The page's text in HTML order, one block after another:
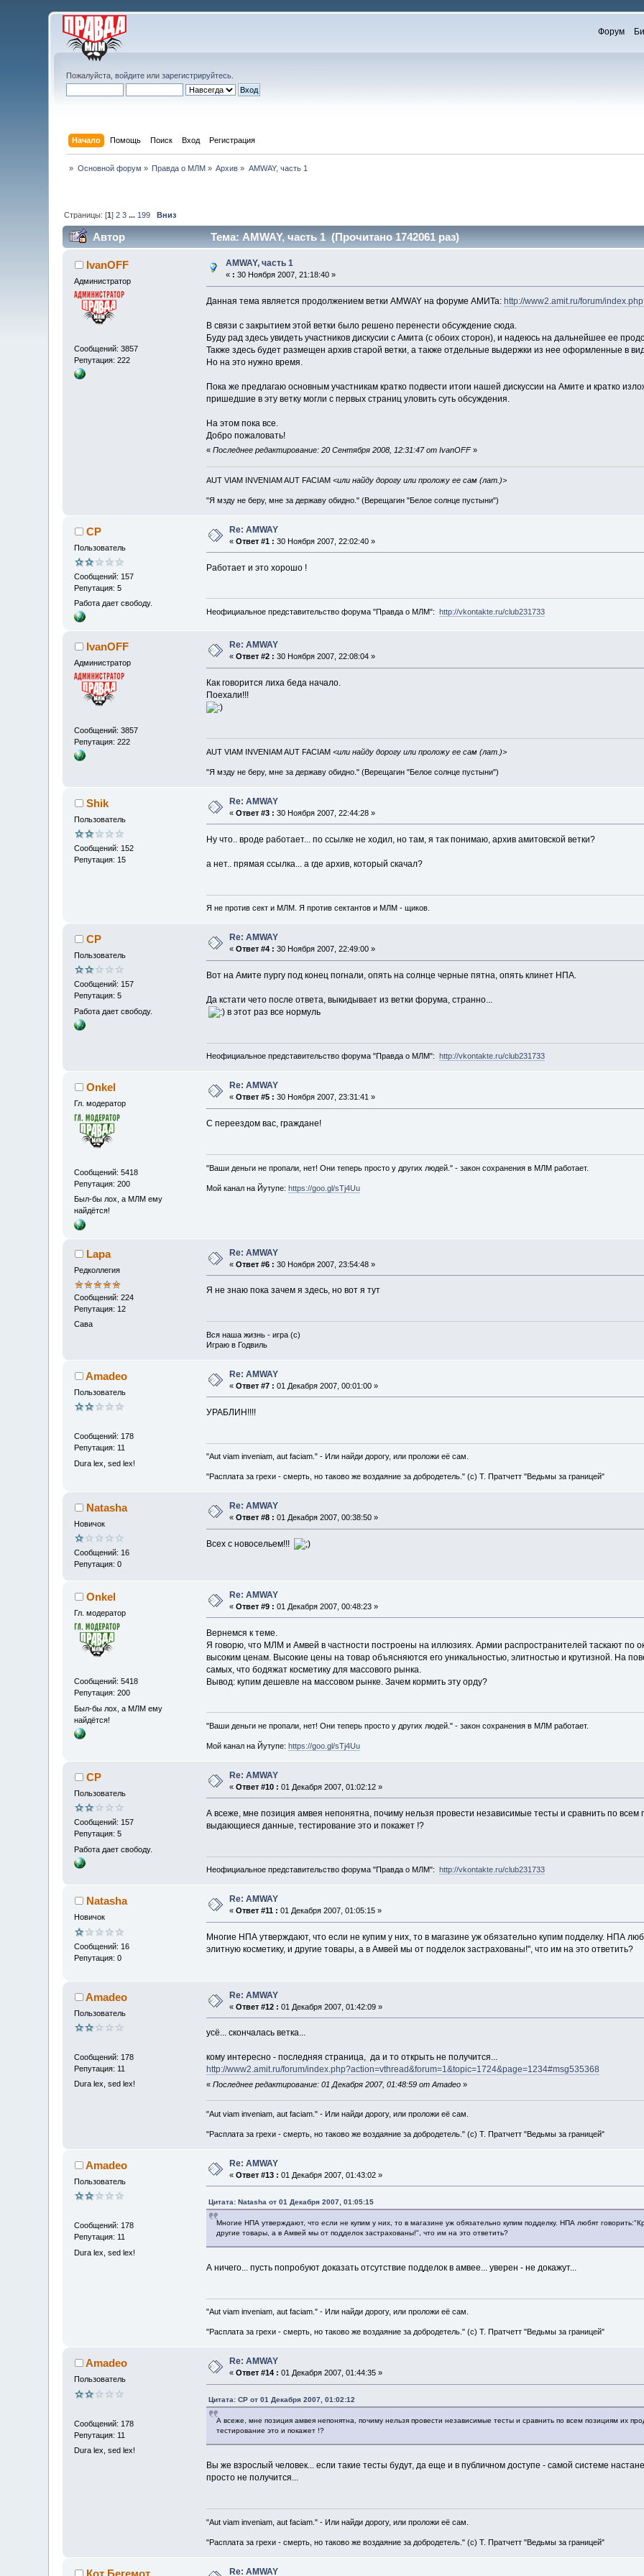
Форум
Пожалуйста,войдите илизарегистрируйтесь
Начало Помощь Поиск Вход Регистрация
» Основной форум » Правда о МЛМ » Архив » AMWAY, часть 1
Страницы: [1]2 3 ... 199 Вниз
Автор Тема: AMWAY, часть 1 (Прочитано 1742061 раз)
IvanOFF
Администратор
Сообщений: 3857
Репутация: 222
AMWAY, часть 1
« : 30 Ноября 2007, 21:18:40 »
Данная тема является продолжением ветки AMWAY на форуме АМИТа: http://www2.amit.ru/forum/
В связи с закрытием этой ветки было решено перенести обсуждение сюда.
Буду рад здесь увидеть участников дискусии с Амита (с обоих сторон), и надеюсь на дальнейшее ее
Также здесь будет размещен архив старой ветки, а также отдельные выдержки из нее оформленные в
Но на это нужно время.
Пока же предлагаю основным участникам кратко подвести итоги нашей дискуссии на Амите и кратко
пришедшие в эту ветку могли с первых страниц уловить суть обсуждения.
На этом пока все.
Добро пожаловать!
« Последнее редактирование: 20 Сентября 2008, 12:31:47 от IvanOFF»
AUT VIAM INVENIAM AUT FACIAM <или найду дорогу или проложу ее сам (лат.)>
"Я мзду не беру, мне за державу обидно." (Верещагин "Белое солнце пустыни")
CP
Пользователь
Сообщений: 157
Репутация: 5
Работа дает свободу.
Re: AMWAY
«Ответ #1 : 30 Ноября 2007, 22:02:40 »
Работает и это хорошо !
Неофициальное представительство форума "Правда о МЛМ": http://vkontakte.ru/club231733
IvanOFF
Администратор
Сообщений: 3857
Репутация: 222
Re: AMWAY
«Ответ #2 : 30 Ноября 2007, 22:08:04 »
Как говорится лиха беда начало.
Поехали!!!
AUT VIAM INVENIAM AUT FACIAM <или найду дорогу или проложу ее сам (лат.)>
"Я мзду не беру, мне за державу обидно." (Верещагин "Белое солнце пустыни")
Shik
Пользователь
Сообщений: 152
Репутация: 15
Re: AMWAY
«Ответ #3 : 30 Ноября 2007, 22:44:28 »
Ну что.. вроде работает... по ссылке не ходил, но там, я так понимаю, архив амитовской ветки?
а нет.. прямая ссылка... а где архив, который скачал?
Я не против сект и МЛМ. Я против сектантов и МЛМ - щиков.
CP
Пользователь
Сообщений: 157
Репутация: 5
Работа дает свободу.
Re: AMWAY
«Ответ #4 : 30 Ноября 2007, 22:49:00 »
Вот на Амите пургу под конец погнали, опять на солнце черные пятна, опять клинет НПА.
Да кстати чето после ответа, выкидывает из ветки форума, странно...
в этот раз все нормуль
Неофициальное представительство форума "Правда о МЛМ": http://vkontakte.ru/club231733
Onkel
Гл. модератор
Сообщений: 5418
Репутация: 200
Был-бы лох, а МЛМ ему
найдётся!
Re: AMWAY
«Ответ #5 : 30 Ноября 2007, 23:31:41 »
С переездом вас, граждане!
"Ваши деньги не пропали, нет! Они теперь просто у других людей." - закон сохранения в МЛМ работает.
Мой канал на Йутупе: https://goo.gl/sTj4Uu
Lapa
Редколлегия
Сообщений: 224
Репутация: 12
Сава
Re: AMWAY
«Ответ #6 : 30 Ноября 2007, 23:54:48 »
Я не знаю пока зачем я здесь, но вот я тут
Вся наша жизнь - игра (с)
Играю в Годвиль
Amadeo
Пользователь
Сообщений: 178
Репутация: 11
Dura lex, sed lex!
Re: AMWAY
«Ответ #7 : 01 Декабря 2007, 00:01:00 »
УРАБЛИН!!!!
"Aut viam inveniam, aut faciam." - Или найди дорогу, или проложи её сам.
"Расплата за грехи - смерть, но таково же воздаяние за добродетель." (с) Т. Пратчетт "Ведьмы за границей"
Natasha
Новичок
Сообщений: 16
Репутация: 0
Re: AMWAY
«Ответ #8 : 01 Декабря 2007, 00:38:50 »
Всех с новосельем!!!
Onkel
Гл. модератор
Сообщений: 5418
Репутация: 200
Был-бы лох, а МЛМ ему
найдётся!
Re: AMWAY
«Ответ #9 : 01 Декабря 2007, 00:48:23 »
Вернемся к теме.
Я говорю, что МЛМ и Амвей в частности построены на иллюзиях. Армии распространителей таскают по
высоким ценам. Высокие цены на товар объясняются его уникальностью, элитностью и крутизной. На
самых, что бодяжат косметику для массового рынка.
Вывод: купим дешевле на массовом рынке. Зачем кормить эту орду?
"Ваши деньги не пропали, нет! Они теперь просто у других людей." - закон сохранения в МЛМ работает.
Мой канал на Йутупе: https://goo.gl/sTj4Uu
CP
Пользователь
Сообщений: 157
Репутация: 5
Работа дает свободу.
Re: AMWAY
«Ответ #10 : 01 Декабря 2007, 01:02:12 »
А всеже, мне позиция амвея непонятна, почиму нельзя провести независимые тесты и сравнить по
выдающиеся данные, тестирование это и покажет !?
Неофициальное представительство форума "Правда о МЛМ": http://vkontakte.ru/club231733
Natasha
Новичок
Сообщений: 16
Репутация: 0
Re: AMWAY
«Ответ #11 : 01 Декабря 2007, 01:05:15 »
Многие НПА утверждают, что если не купим у них, то в магазине уж обязательно купим подделку. НПА
элитную косметику, и другие товары, а в Амвей мы от подделок застрахованы!", что им на это ответить?
Amadeo
Пользователь
Сообщений: 178
Репутация: 11
Dura lex, sed lex!
Re: AMWAY
«Ответ #12 : 01 Декабря 2007, 01:42:09 »
усё... скончалась ветка...
кому интересно - последняя страница, да и то открыть не получится...
http://www2.amit.ru/forum/index.php?action=vthread&forum=1&topic=1724&page=1234#msg535368
« Последнее редактирование: 01 Декабря 2007, 01:48:59 от Amadeo»
"Aut viam inveniam, aut faciam." - Или найди дорогу, или проложи её сам.
"Расплата за грехи - смерть, но таково же воздаяние за добродетель." (с) Т. Пратчетт "Ведьмы за границей"
Amadeo
Пользователь
Сообщений: 178
Репутация: 11
Dura lex, sed lex!
Re: AMWAY
«Ответ #13 : 01 Декабря 2007, 01:43:02 »
Цитата: Natasha от 01 Декабря 2007, 01:05:15
Многие НПА утверждают, что если не купим у них, то в магазине уж обязательно купим подделку. НПА любят
другие товары, а в Амвей мы от подделок застрахованы!", что им на это ответить?
А ничего... пусть попробуют доказать отсутствие подделок в амвее... уверен - не докажут...
"Aut viam inveniam, aut faciam." - Или найди дорогу, или проложи её сам.
"Расплата за грехи - смерть, но таково же воздаяние за добродетель." (с) Т. Пратчетт "Ведьмы за границей"
Amadeo
Пользователь
Сообщений: 178
Репутация: 11
Dura lex, sed lex!
Re: AMWAY
«Ответ #14 : 01 Декабря 2007, 01:44:35 »
Цитата: CP от 01 Декабря 2007, 01:02:12
А всеже, мне позиция амвея непонятна, почиму нельзя провести независимые тесты и сравнить по всем позициям их
тестирование это и покажет !?
Вы же взрослый человек... если такие тесты будут, да еще и в публичном доступе - самой системе
просто не получится...
"Aut viam inveniam, aut faciam." - Или найди дорогу, или проложи её сам.
"Расплата за грехи - смерть, но таково же воздаяние за добродетель." (с) Т. Пратчетт "Ведьмы за границей"
Кот Бегемот Re: AMWAY